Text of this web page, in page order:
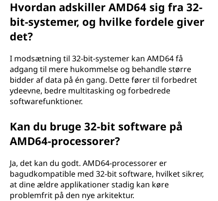
Hvordan adskiller AMD64 sig fra 32-
bit-systemer, og hvilke fordele giver
det?
I modsætning til 32-bit-systemer kan AMD64 få
adgang til mere hukommelse og behandle større
bidder af data på én gang. Dette fører til forbedret
ydeevne, bedre multitasking og forbedrede
softwarefunktioner.
Kan du bruge 32-bit software på
AMD64-processorer?
Ja, det kan du godt. AMD64-processorer er
bagudkompatible med 32-bit software, hvilket sikrer,
at dine ældre applikationer stadig kan køre
problemfrit på den nye arkitektur.